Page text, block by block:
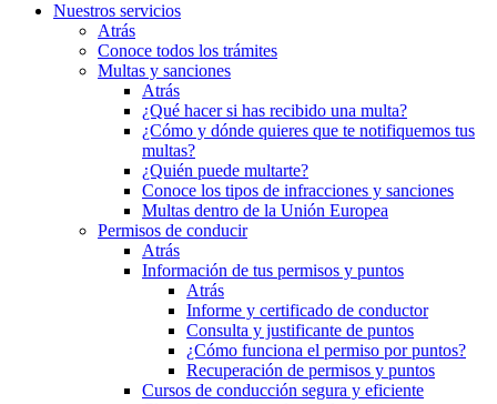
Nuestros servicios
Atrás
Conoce todos los trámites
Multas y sanciones
Atrás
¿Qué hacer si has recibido una multa?
¿Cómo y dónde quieres que te notifiquemos tus
multas?
¿Quién puede multarte?
Conoce los tipos de infracciones y sanciones
Multas dentro de la Unión Europea
Permisos de conducir
Atrás
Información de tus permisos y puntos
Atrás
Informe y certificado de conductor
Consulta y justificante de puntos
¿Cómo funciona el permiso por puntos?
Recuperación de permisos y puntos
Cursos de conducción segura y eficiente